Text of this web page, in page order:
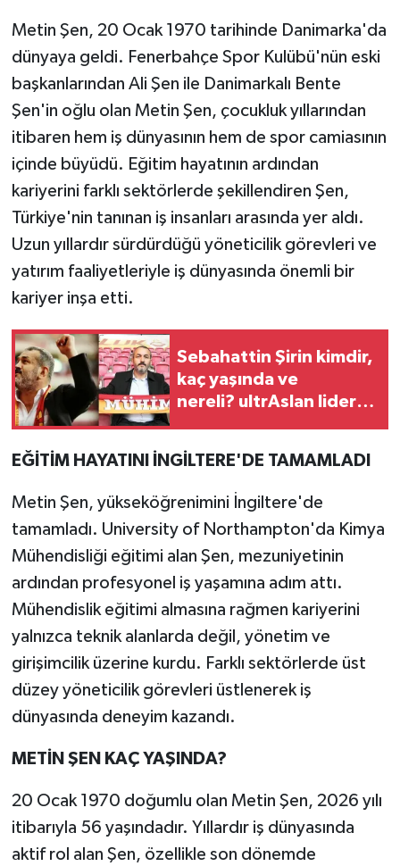
Metin Şen, 20 Ocak 1970 tarihinde Danimarka'da
dünyaya geldi. Fenerbahçe Spor Kulübü'nün eski
başkanlarından Ali Şen ile Danimarkalı Bente
Şen'in oğlu olan Metin Şen, çocukluk yıllarından
itibaren hem iş dünyasının hem de spor camiasının
içinde büyüdü. Eğitim hayatının ardından
kariyerini farklı sektörlerde şekillendiren Şen,
Türkiye'nin tanınan iş insanları arasında yer aldı.
Uzun yıllardır sürdürdüğü yöneticilik görevleri ve
yatırım faaliyetleriyle iş dünyasında önemli bir
kariyer inşa etti.
Sebahattin Şirin kimdir,
kaç yaşında ve
nereli? ultrAslan lideri
gözaltına alındı
EĞİTİM HAYATINI İNGİLTERE'DE TAMAMLADI
Metin Şen, yükseköğrenimini İngiltere'de
tamamladı. University of Northampton'da Kimya
Mühendisliği eğitimi alan Şen, mezuniyetinin
ardından profesyonel iş yaşamına adım attı.
Mühendislik eğitimi almasına rağmen kariyerini
yalnızca teknik alanlarda değil, yönetim ve
girişimcilik üzerine kurdu. Farklı sektörlerde üst
düzey yöneticilik görevleri üstlenerek iş
dünyasında deneyim kazandı.
METİN ŞEN KAÇ YAŞINDA?
20 Ocak 1970 doğumlu olan Metin Şen, 2026 yılı
itibarıyla 56 yaşındadır. Yıllardır iş dünyasında
aktif rol alan Şen, özellikle son dönemde